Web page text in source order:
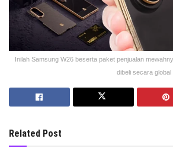
Inilah Samsung W26 beserta paket penjualan
dibeli secara
Related Post